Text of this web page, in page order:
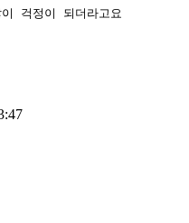
걱정이 되더라고요